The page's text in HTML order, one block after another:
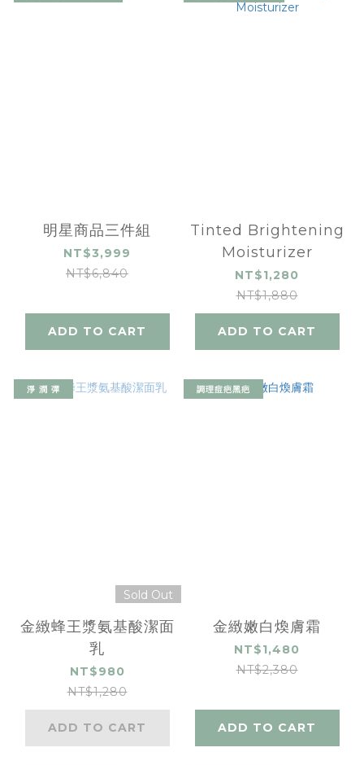
明星商品三件組
NT$3,999
NT$6,840
ADD TO CART
Tinted Brightening
Moisturizer
NT$1,280
NT$1,880
ADD TO CART
淨 潤 彈
Sold Out
金緻蜂王漿氨基酸潔面
乳
NT$980
NT$1,280
ADD TO CART
調理痘疤黑疤
金緻嫩白煥膚霜
NT$1,480
NT$2,380
ADD TO CART